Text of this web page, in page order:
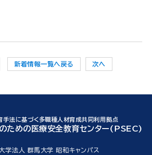
新着情報一覧へ戻る 次へ
手法に基づく多職種人材育成共同利用拠点
ための医療安全教育センター(PSEC)
学法人 群馬大学 昭和キャンパス